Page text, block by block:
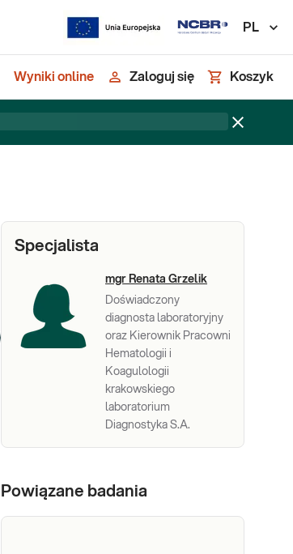
PL
Wyniki online Zaloguj się Koszyk
Specjalista
mgr Renata Grzelik
Doświadczony
diagnosta laboratoryjny
oraz Kierownik Pracowni
Hematologii i
Koagulologii
krakowskiego
laboratorium
Diagnostyka S.A.
Powiązane badania